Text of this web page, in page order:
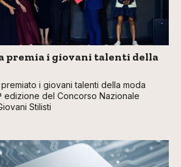
premia i giovani talenti della
i giovani talenti della moda
edizione del Concorso Nazionale
Stilisti